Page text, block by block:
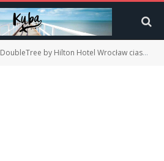
DoubleTree by Hilton Hotel Wrocław ciastka DoubleTree